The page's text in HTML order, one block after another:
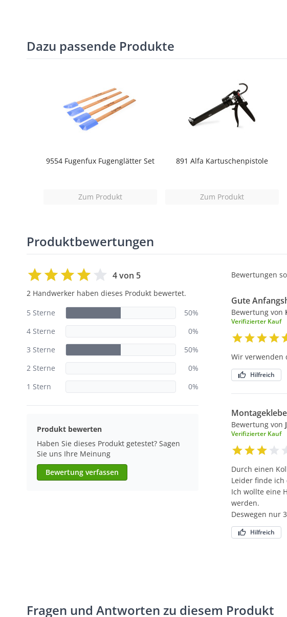
Dazu passende Produkte
9554 Fugenfux Fugenglätter Set
Zum Produkt
891 Alfa Kartuschenpistole
Zum Produkt
Produktbewertungen
4 von 5
2 Handwerker haben dieses Produkt bewertet.
5 Sterne
50%
4 Sterne
0%
3 Sterne
50%
2 Sterne
0%
1 Stern
0%
Produkt bewerten
Haben Sie dieses Produkt getestet? Sagen
Sie uns Ihre Meinung
Bewertung verfassen
Bewertungen
Gute
Bewertung von
Verifizierter Kauf
Wir verwenden
Hilfreich
Bewertung von
Verifizierter Kauf
Durch einen
Leider finde
Ich wollte eine
werden.
Deswegen nur
Hilfreich
Fragen und Antworten zu diesem Produkt